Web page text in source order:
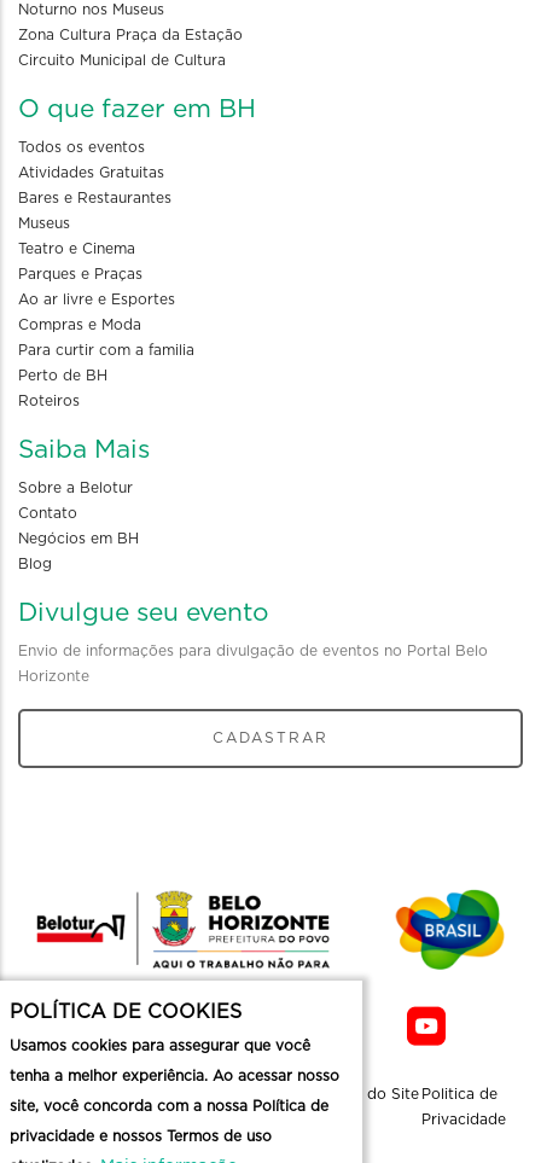
Noturno nos Museus
Zona Cultura Praça da Estação
Circuito Municipal de Cultura
O que fazer em BH
Todos os eventos
Atividades Gratuitas
Bares e Restaurantes
Museus
Teatro e Cinema
Parques e Praças
Ao ar livre e Esportes
Compras e Moda
Para curtir com a familia
Perto de BH
Roteiros
Saiba Mais
Sobre a Belotur
Contato
Negócios em BH
Blog
Divulgue seu evento
Envio de informações para divulgação de eventos no Portal Belo
Horizonte
CADASTRAR
Mapa do Site Politica de
Privacidade
POLÍTICA DE COOKIES
Usamos cookies para assegurar que você
tenha a melhor experiência. Ao acessar nosso
site, você concorda com a nossa Política de
privacidade e nossos Termos de uso